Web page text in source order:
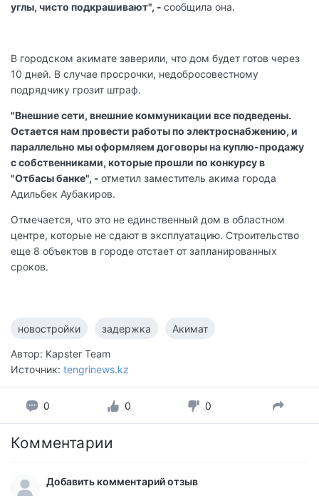
углы, чисто подкрашивают", - сообщила она.
В городском акимате заверили, что дом будет готов через
10 дней. В случае просрочки, недобросовестному
подрядчику грозит штраф.
"Внешние сети, внешние коммуникации все подведены.
Остается нам провести работы по электроснабжению, и
параллельно мы оформляем договоры на куплю-продажу
с собственниками, которые прошли по конкурсу в
"Отбасы банке", - отметил заместитель акима города
Адильбек Аубакиров.
Отмечается, что это не единственный дом в областном
центре, которые не сдают в эксплуатацию. Строительство
еще 8 объектов в городе отстает от запланированных
сроков.
новостройки задержка Акимат
Автор: Kapster Team
Источник: tengrinews.kz
0 0 0
Комментарии
Добавить комментарий отзыв